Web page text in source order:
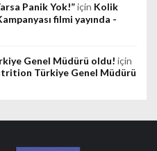
Panik Yok!”için Kolik
filmi yayında -
Genel Müdürü oldu! için
Türkiye Genel Müdürü